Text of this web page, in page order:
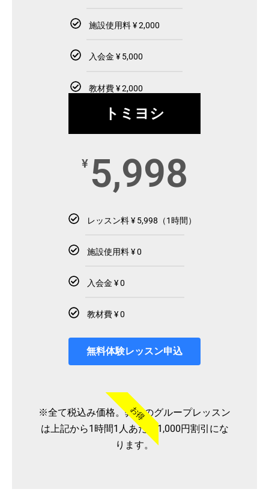
施設使用料 ¥ 2,000
入会金 ¥ 5,000
教材費 ¥ 2,000
トミヨシ
¥ 5,998
レッスン料 ¥ 5,998（1時間）
施設使用料 ¥ 0
入会金 ¥ 0
教材費 ¥ 0
無料体験レッスン申込
お得
※全て税込み価格。弊社のグループレッスン
は上記から1時間1人あたり1,000円割引にな
ります。